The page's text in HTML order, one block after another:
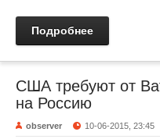
Подробнее
США требуют от
на Россию
observer 10-06-2015, 23:45